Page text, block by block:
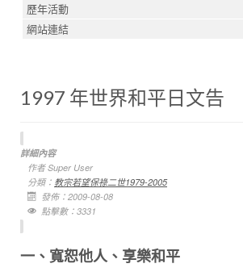
歷年活動
網站連結
1997 年世界和平日文告
詳細內容
作者Super User
分類： 教宗若望保祿二世1979-2005
發佈：2009-08-08
點擊數：3331
一、寬恕他人、享樂和平